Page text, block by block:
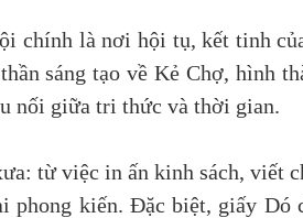
chính là nơi hội tụ, kết tinh
sáng tạo về Kẻ Chợ, hình
nối giữa tri thức và thời gian.
từ việc in ấn kinh sách, viết
phong kiến. Đặc biệt, giấy Dó